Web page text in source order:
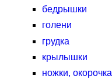
бедрышки
голени
грудка
крылышки
ножки, окорочка